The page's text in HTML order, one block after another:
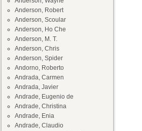
Anderson, Robert
Anderson, Scoular
Anderson, Ho Che
Anderson, M. T.
Anderson, Chris
Anderson, Spider
Andorno, Roberto
Andrada, Carmen
Andrada, Javier
Andrade, Eugenio de
Andrade, Christina
Andrade, Enia
Andrade, Claudio